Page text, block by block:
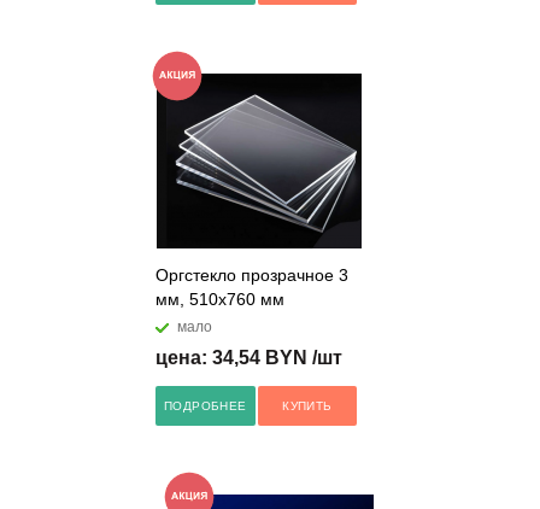
Оргстекло прозрачное 3
мм, 510х760 мм
мало
цена: 34,54 BYN /шт
ПОДРОБНЕЕ КУПИТЬ